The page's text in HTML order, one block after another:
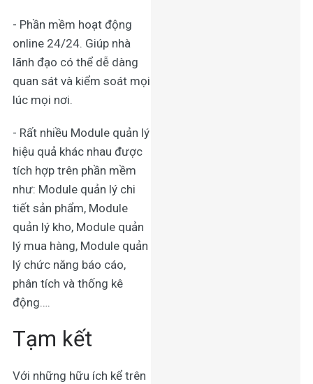
- Phần mềm hoạt động
online 24/24. Giúp nhà
lãnh đạo có thể dễ dàng
quan sát và kiểm soát mọi
lúc mọi nơi.
- Rất nhiều Module quản lý
hiệu quả khác nhau được
tích hợp trên phần mềm
như: Module quản lý chi
tiết sản phẩm, Module
quản lý kho, Module quản
lý mua hàng, Module quản
lý chức năng báo cáo,
phân tích và thống kê
động….
Tạm kết
Với những hữu ích kể trên